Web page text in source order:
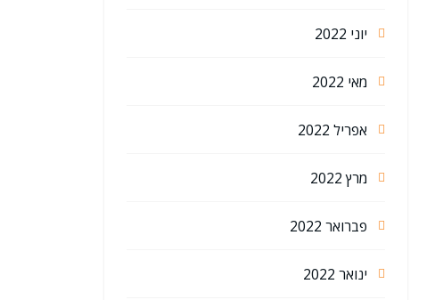
יוני 2022
מאי 2022
אפריל 2022
מרץ 2022
פברואר 2022
ינואר 2022